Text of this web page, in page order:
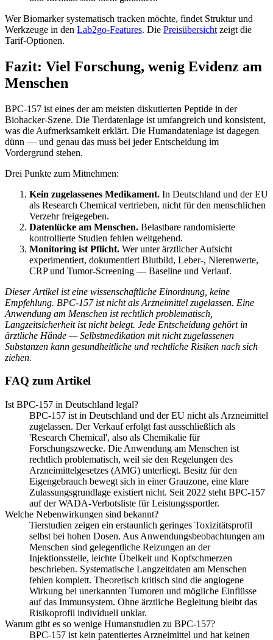
Wer Biomarker systematisch tracken möchte, findet Struktur und
Werkzeuge in den Lab2go-Features. Die Preisübersicht zeigt die
Tarif-Optionen.
Fazit: Viel Forschung, wenig Evidenz am
Menschen
BPC-157 ist eines der am meisten diskutierten Peptide in der
Biohacker-Szene. Die Tierdatenlage ist umfangreich und konsistent,
was die Aufmerksamkeit erklärt. Die Humandatenlage ist dagegen
dünn — und genau das muss bei jeder Entscheidung im
Vordergrund stehen.
Drei Punkte zum Mitnehmen:
Kein zugelassenes Medikament. In Deutschland und der EU
als Research Chemical vertrieben, nicht für den menschlichen
Verzehr freigegeben.
Datenlücke am Menschen. Belastbare randomisierte
kontrollierte Studien fehlen weitgehend.
Monitoring ist Pflicht. Wer unter ärztlicher Aufsicht
experimentiert, dokumentiert Blutbild, Leber-, Nierenwerte,
CRP und Tumor-Screening — Baseline und Verlauf.
Dieser Artikel ist eine wissenschaftliche Einordnung, keine
Empfehlung. BPC-157 ist nicht als Arzneimittel zugelassen. Eine
Anwendung am Menschen ist rechtlich problematisch,
Langzeitsicherheit ist nicht belegt. Jede Entscheidung gehört in
ärztliche Hände — Selbstmedikation mit nicht zugelassenen
Substanzen kann gesundheitliche und rechtliche Risiken nach sich
ziehen.
FAQ zum Artikel
Ist BPC-157 in Deutschland legal?
BPC-157 ist in Deutschland und der EU nicht als Arzneimittel
zugelassen. Der Verkauf erfolgt fast ausschließlich als
'Research Chemical', also als Chemikalie für
Forschungszwecke. Die Anwendung am Menschen ist
rechtlich problematisch, weil sie den Regelungen des
Arzneimittelgesetzes (AMG) unterliegt. Besitz für den
Eigengebrauch bewegt sich in einer Grauzone, eine klare
Zulassungsgrundlage existiert nicht. Seit 2022 steht BPC-157
auf der WADA-Verbotsliste für Leistungssportler.
Welche Nebenwirkungen sind bekannt?
Tierstudien zeigen ein erstaunlich geringes Toxizitätsprofil
selbst bei hohen Dosen. Aus Anwendungsbeobachtungen am
Menschen sind gelegentliche Reizungen an der
Injektionsstelle, leichte Übelkeit und Kopfschmerzen
beschrieben. Systematische Langzeitdaten am Menschen
fehlen komplett. Theoretisch kritisch sind die angiogene
Wirkung bei unerkannten Tumoren und mögliche Einflüsse
auf das Immunsystem. Ohne ärztliche Begleitung bleibt das
Risikoprofil individuell unklar.
Warum gibt es so wenige Humanstudien zu BPC-157?
BPC-157 ist kein patentiertes Arzneimittel und hat keinen